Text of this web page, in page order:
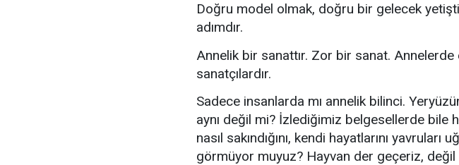
Doğru model olmak, doğru bir gelecek
adımdır.
Annelik bir sanattır. Zor bir sanat. Annelerde
sanatçılardır.
Sadece insanlarda mı annelik bilinci.
aynı değil mi? İzlediğimiz belgesellerde bile
nasıl sakındığını, kendi hayatlarını yavruları
görmüyor muyuz? Hayvan der geçeriz, değil